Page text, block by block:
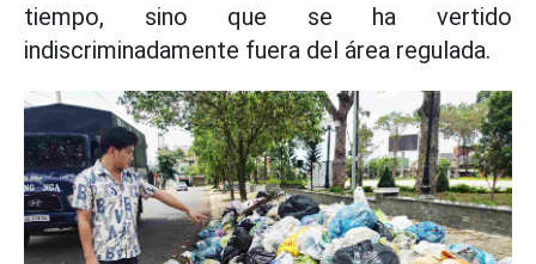
tiempo, sino que se ha vertido
indiscriminadamente fuera del área regulada.